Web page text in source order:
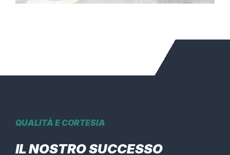
QUALITÀ E CORTESIA
IL NOSTRO SUCCESSO